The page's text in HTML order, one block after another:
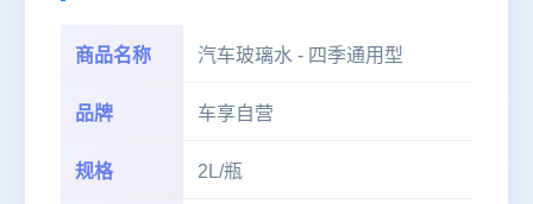
商品名称 汽车玻璃水 - 四季通用型
品牌 车享自营
规格 2L/瓶